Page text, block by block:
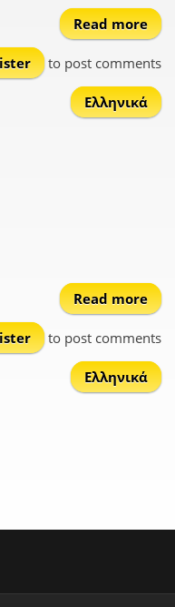
Read more
to post comments
Ελληνικά
Read more
to post comments
Ελληνικά